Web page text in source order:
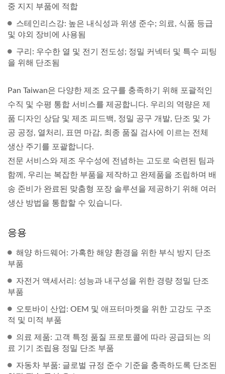
중 지지 부품에 적합
스테인리스강: 높은 내식성과 위생 준수; 의료, 식품 등급
및 야외 장비에 사용됨
구리: 우수한 열 및 전기 전도성; 정밀 커넥터 및 특수 피팅
을 위해 단조됨
Pan Taiwan은 다양한 제조 요구를 충족하기 위해 포괄적인
수직 및 수평 통합 서비스를 제공합니다. 우리의 역량은 제
품 디자인 상담 및 제조 피드백, 정밀 공구 개발, 단조 및 가
공 공정, 열처리, 표면 마감, 최종 품질 검사에 이르는 전체
생산 주기를 포괄합니다.
전문 서비스와 제조 우수성에 전념하는 고도로 숙련된 팀과
함께, 우리는 복잡한 부품을 제작하고 완제품을 조립하며 배
송 준비가 완료된 맞춤형 포장 솔루션을 제공하기 위해 여러
생산 방법을 통합할 수 있습니다.
응용
해양 하드웨어: 가혹한 해양 환경을 위한 부식 방지 단조
부품
자전거 액세서리: 성능과 내구성을 위한 경량 정밀 단조
부품
오토바이 산업: OEM 및 애프터마켓을 위한 고강도 구조
적 및 미적 부품
의료 제품: 고객 특정 품질 프로토콜에 따라 공급되는 의
료 기기 조립용 정밀 단조 부품
자동차 부품: 글로벌 규정 준수 기준을 충족하도록 단조된